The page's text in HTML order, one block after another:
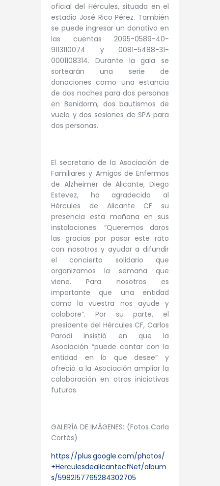
oficial del Hércules, situada en el
estadio José Rico Pérez. También
se puede ingresar un donativo en
las cuentas 2095-0589-40-
9113110074 y 0081-5488-31-
0001108314. Durante la gala se
sortearán una serie de
donaciones como una estancia
de dos noches para dos personas
en Benidorm, dos bautismos de
vuelo y dos sesiones de SPA para
dos personas.
El secretario de la Asociación de
Familiares y Amigos de Enfermos
de Alzheimer de Alicante, Diego
Estevez, ha agradecido al
Hércules de Alicante CF su
presencia esta mañana en sus
instalaciones: “Queremos daros
las gracias por pasar este rato
con nosotros y ayudar a difundir
el concierto solidario que
organizamos la semana que
viene. Para nosotros es
importante que una entidad
como la vuestra nos ayude y
colabore”. Por su parte, el
presidente del Hércules CF, Carlos
Parodi insistió en que la
Asociación “puede contar con la
entidad en lo que desee” y
ofreció a la Asociación ampliar la
colaboración en otras iniciativas
futuras.
GALERÍA DE IMÁGENES: (Fotos Carla
Cortés)
https://plus.google.com/photos/
+HerculesdealicantecfNet/album
s/5982157765284302705